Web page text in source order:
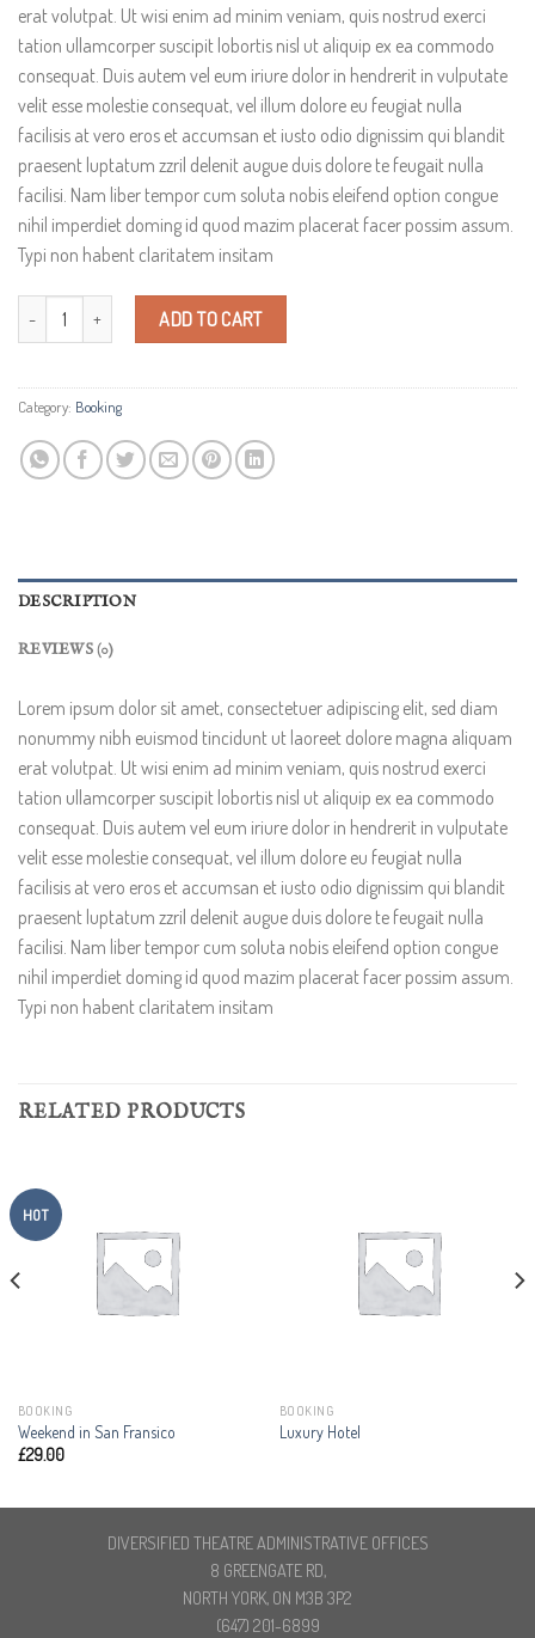
erat volutpat. Ut wisi enim ad minim veniam, quis nostrud exerci
tation ullamcorper suscipit lobortis nisl ut aliquip ex ea commodo
consequat. Duis autem vel eum iriure dolor in hendrerit in vulputate
velit esse molestie consequat, vel illum dolore eu feugiat nulla
facilisis at vero eros et accumsan et iusto odio dignissim qui blandit
praesent luptatum zzril delenit augue duis dolore te feugait nulla
facilisi. Nam liber tempor cum soluta nobis eleifend option congue
nihil imperdiet doming id quod mazim placerat facer possim assum.
Typi non habent claritatem insitam
Weekend Wine Course quantity
ADD TO CART
Category: Booking
DESCRIPTION
REVIEWS (0)
Lorem ipsum dolor sit amet, consectetuer adipiscing elit, sed diam
nonummy nibh euismod tincidunt ut laoreet dolore magna aliquam
erat volutpat. Ut wisi enim ad minim veniam, quis nostrud exerci
tation ullamcorper suscipit lobortis nisl ut aliquip ex ea commodo
consequat. Duis autem vel eum iriure dolor in hendrerit in vulputate
velit esse molestie consequat, vel illum dolore eu feugiat nulla
facilisis at vero eros et accumsan et iusto odio dignissim qui blandit
praesent luptatum zzril delenit augue duis dolore te feugait nulla
facilisi. Nam liber tempor cum soluta nobis eleifend option congue
nihil imperdiet doming id quod mazim placerat facer possim assum.
Typi non habent claritatem insitam
RELATED PRODUCTS
HOT
BOOKING
Weekend in San Fransico
£29.00
BOOKING
Luxury Hotel
DIVERSIFIED THEATRE ADMINISTRATIVE OFFICES
8 GREENGATE RD,
NORTH YORK, ON M3B 3P2
(647) 201-6899